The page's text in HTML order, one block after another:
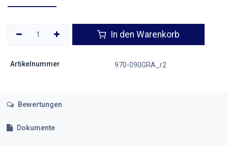
In den Warenkorb
Artikelnummer 970-090GRA_r2
Bewertungen
Dokumente